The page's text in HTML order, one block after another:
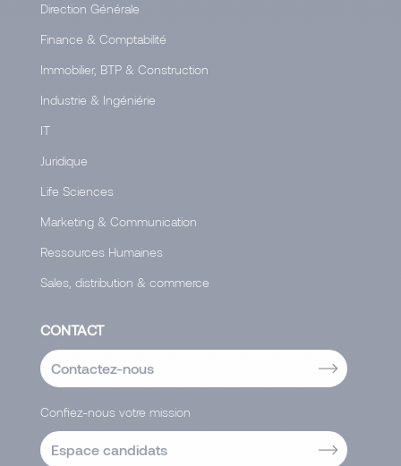
Direction Générale
Finance & Comptabilité
Immobilier, BTP & Construction
Industrie & Ingéniérie
IT
Juridique
Life Sciences
Marketing & Communication
Ressources Humaines
Sales, distribution & commerce
CONTACT
Contactez-nous
Confiez-nous votre mission
Espace candidats